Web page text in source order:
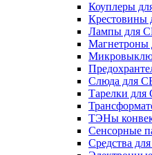
Коуплеры
Крестовины
Лампы для
Магнетроны
Слюда для
Тарелки для
ТЭНы
Сенсорные
Средства